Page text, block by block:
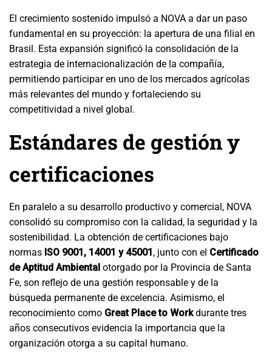
El crecimiento sostenido impulsó a NOVA a dar un paso
fundamental en su proyección: la apertura de una filial en
Brasil. Esta expansión significó la consolidación de la
estrategia de internacionalización de la compañía,
permitiendo participar en uno de los mercados agrícolas
más relevantes del mundo y fortaleciendo su
competitividad a nivel global.
Estándares de gestión y
certificaciones
En paralelo a su desarrollo productivo y comercial, NOVA
consolidó su compromiso con la calidad, la seguridad y la
sostenibilidad. La obtención de certificaciones bajo
normas ISO 9001, 14001 y 45001 , junto con el Certificado
de Aptitud Ambiental otorgado por la Provincia de Santa
Fe, son reflejo de una gestión responsable y de la
búsqueda permanente de excelencia. Asimismo, el
reconocimiento como Great Place to Workdurante tres
años consecutivos evidencia la importancia que la
organización otorga a su capital humano.